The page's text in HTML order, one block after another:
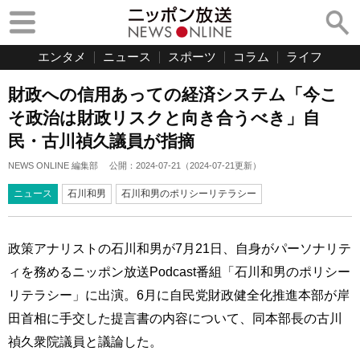
エンタメ ニュース スポーツ コラム ライフ
財政への信用あっての経済システム「今こ
そ政治は財政リスクと向き合うべき」自
民・古川禎久議員が指摘
NEWS ONLINE 編集部 公開： 2024-07-21 （2024-07-21更新）
ニュース 石川和男 石川和男のポリシーリテラシー
政策アナリストの石川和男が7月21日、自身がパーソナリテ
ィを務めるニッポン放送Podcast番組「石川和男のポリシー
リテラシー」に出演。6月に自民党財政健全化推進本部が岸
田首相に手交した提言書の内容について、同本部長の古川
禎久衆院議員と議論した。